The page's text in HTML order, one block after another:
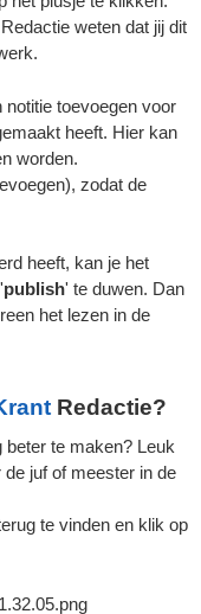
weten dat jij dit
notitie toevoegen voor
heeft. Hier kan
worden.
zodat de
heeft, kan je het
publish' te duwen. Dan
het lezen in de
Redactie?
te maken? Leuk
juf of meester in de
te vinden en klik op